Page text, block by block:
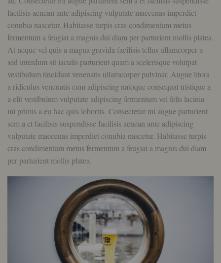
facilisis aenean ante adipiscing vulputate maecenas imperdiet
conubia nascetur. Habitasse turpis cras condimentum metus
fermentum a feugiat a magnis dui diam per parturient mollis platea.
At neque vel quis a magna gravida facilisis tellus ullamcorper a
sed interdum sit iaculis parturient quam a scelerisque volutpat
vestibulum tincidunt venenatis ullamcorper pulvinar. Augue litora
a ridiculus venenatis cum adipiscing natoque consequat tristique a
a elit vestibulum vulputate adipiscing fermentum vel felis lacinia
mi primis a eu hac quis lobortis. Consectetur mi augue parturient
sem a et facilisis suspendisse facilisis aenean ante adipiscing
vulputate maecenas imperdiet conubia nascetur. Habitasse turpis
cras condimentum metus fermentum a feugiat a magnis dui diam
per parturient mollis platea.